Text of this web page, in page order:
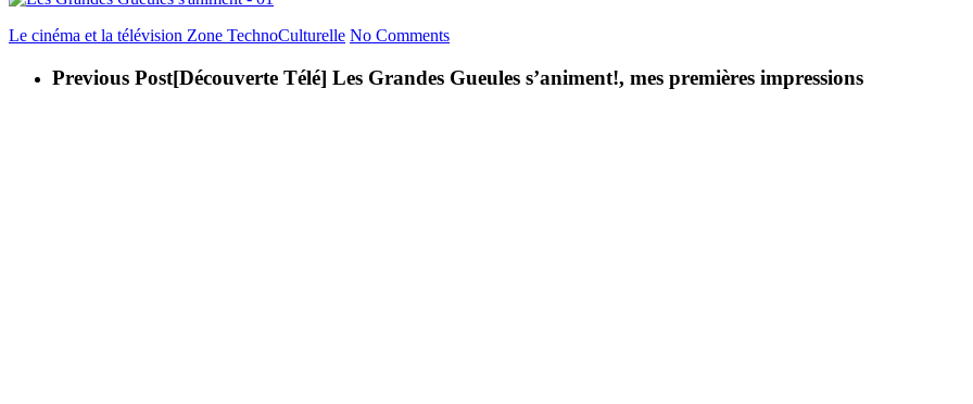
Le cinéma et la télévision Zone TechnoCulturelle No Comments
Previous Post[Découverte Télé] Les Grandes Gueules s’animent!, mes premières impressions